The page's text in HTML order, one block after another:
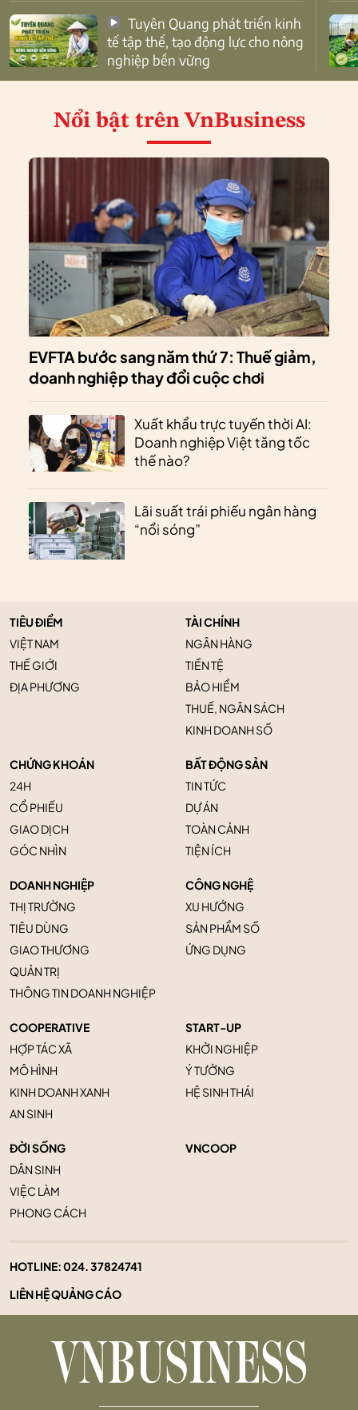
tế tập thể, tạo động lực cho nông
nghiệp bền vững
Nổi bật trên VnBusiness
EVFTA bước sang năm thứ 7: Thuế giảm,
doanh nghiệp thay đổi cuộc chơi
Xuất khẩu trực tuyến thời AI:
Doanh nghiệp Việt tăng tốc
thế nào?
Lãi suất trái phiếu ngân hàng
“nổi sóng”
TIÊU ĐIỂM
VIỆT NAM
THẾ GIỚI
ĐỊA PHƯƠNG
TÀI CHÍNH
NGÂN HÀNG
TIỀN TỆ
BẢO HIỂM
THUẾ, NGÂN SÁCH
KINH DOANH SỐ
CHỨNG KHOÁN
24H
CỔ PHIẾU
GIAO DỊCH
GÓC NHÌN
BẤT ĐỘNG SẢN
TIN TỨC
DỰ ÁN
TOÀN CẢNH
TIỆN ÍCH
DOANH NGHIỆP
THỊ TRƯỜNG
TIÊU DÙNG
GIAO THƯƠNG
QUẢN TRỊ
THÔNG TIN DOANH NGHIỆP
CÔNG NGHỆ
XU HƯỚNG
SẢN PHẨM SỐ
ỨNG DỤNG
COOPERATIVE
HỢP TÁC XÃ
MÔ HÌNH
KINH DOANH XANH
AN SINH
START-UP
KHỞI NGHIỆP
Ý TƯỞNG
HỆ SINH THÁI
ĐỜI SỐNG
DÂN SINH
VIỆC LÀM
PHONG CÁCH
VNCOOP
HOTLINE:024. 37824741
LIÊN HỆ QUẢNG CÁO